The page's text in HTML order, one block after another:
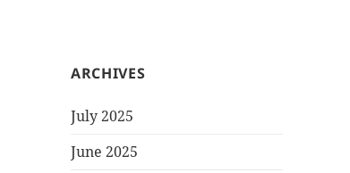
ARCHIVES
July 2025
June 2025